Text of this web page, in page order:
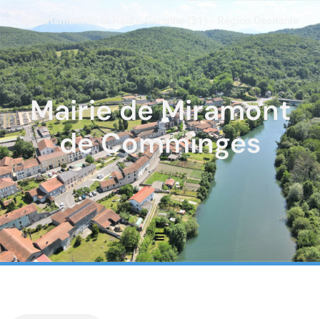
Mairie de Miramont
de Comminges
Département de la Haute-Garonne (31) - Région Occitanie